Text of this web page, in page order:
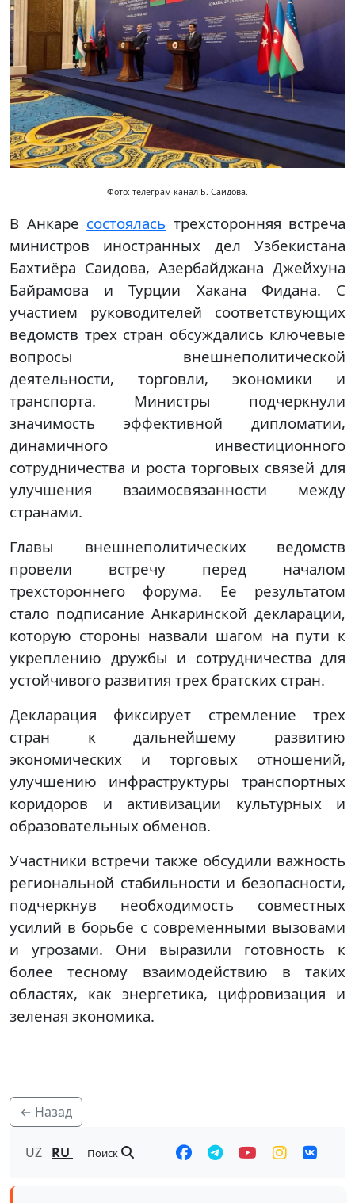
Фото: телеграм-канал Б. Саидова.
В Анкаре состоялась трехсторонняя встреча
министров иностранных дел Узбекистана
Бахтиёра Саидова, Азербайджана Джейхуна
Байрамова и Турции Хакана Фидана. С
участием руководителей соответствующих
ведомств трех стран обсуждались ключевые
вопросы внешнеполитической
деятельности, торговли, экономики и
транспорта. Министры подчеркнули
значимость эффективной дипломатии,
динамичного инвестиционного
сотрудничества и роста торговых связей для
улучшения взаимосвязанности между
странами.
Главы внешнеполитических ведомств
провели встречу перед началом
трехстороннего форума. Ее результатом
стало подписание Анкаринской декларации,
которую стороны назвали шагом на пути к
укреплению дружбы и сотрудничества для
устойчивого развития трех братских стран.
Декларация фиксирует стремление трех
стран к дальнейшему развитию
экономических и торговых отношений,
улучшению инфраструктуры транспортных
коридоров и активизации культурных и
образовательных обменов.
Участники встречи также обсудили важность
региональной стабильности и безопасности,
подчеркнув необходимость совместных
усилий в борьбе с современными вызовами
и угрозами. Они выразили готовность к
более тесному взаимодействию в таких
областях, как энергетика, цифровизация и
зеленая экономика.
← Назад
UZ RU Поиск